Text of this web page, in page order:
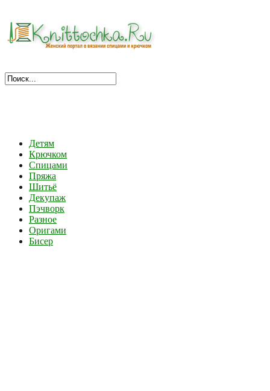
Детям
Крючком
Спицами
Пряжа
Шитьё
Декупаж
Пэчворк
Разное
Оригами
Бисер